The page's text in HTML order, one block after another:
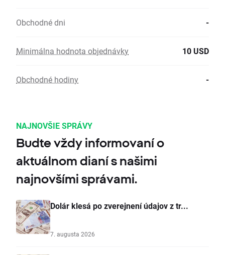
Obchodné dni -
Minimálna hodnota objednávky 10 USD
Obchodné hodiny -
NAJNOVŠIE SPRÁVY
Budte vždy informovaní o
aktuálnom dianí s našimi
najnovšími správami.
Dolár klesá po zverejnení údajov z tr...
7. augusta 2026